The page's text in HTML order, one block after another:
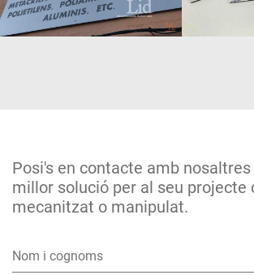
Posi's en contacte amb
millor solució per al seu projecte
mecanitzat o manipulat.